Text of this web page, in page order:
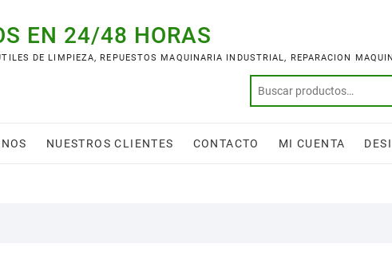
EN 24/48 HORAS
DE LIMPIEZA, REPUESTOS MAQUINARIA INDUSTRIAL, REPARACION
NUESTROS CLIENTES CONTACTO MI CUENTA